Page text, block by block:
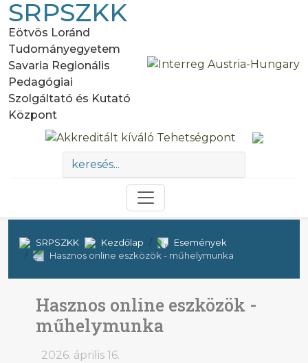
SRPSZKK
Eötvös Loránd
Tudományegyetem
Savaria Regionális
Pedagógiai
Szolgáltató és Kutató
Központ
SRPSZKK Kezdőlap
Események
Hasznos online eszközök - műhelymunka
Hasznos online eszközök -
műhelymunka
2026. április 16.